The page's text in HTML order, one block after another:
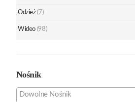
Odzież (7)
Wideo (98)
Nośnik